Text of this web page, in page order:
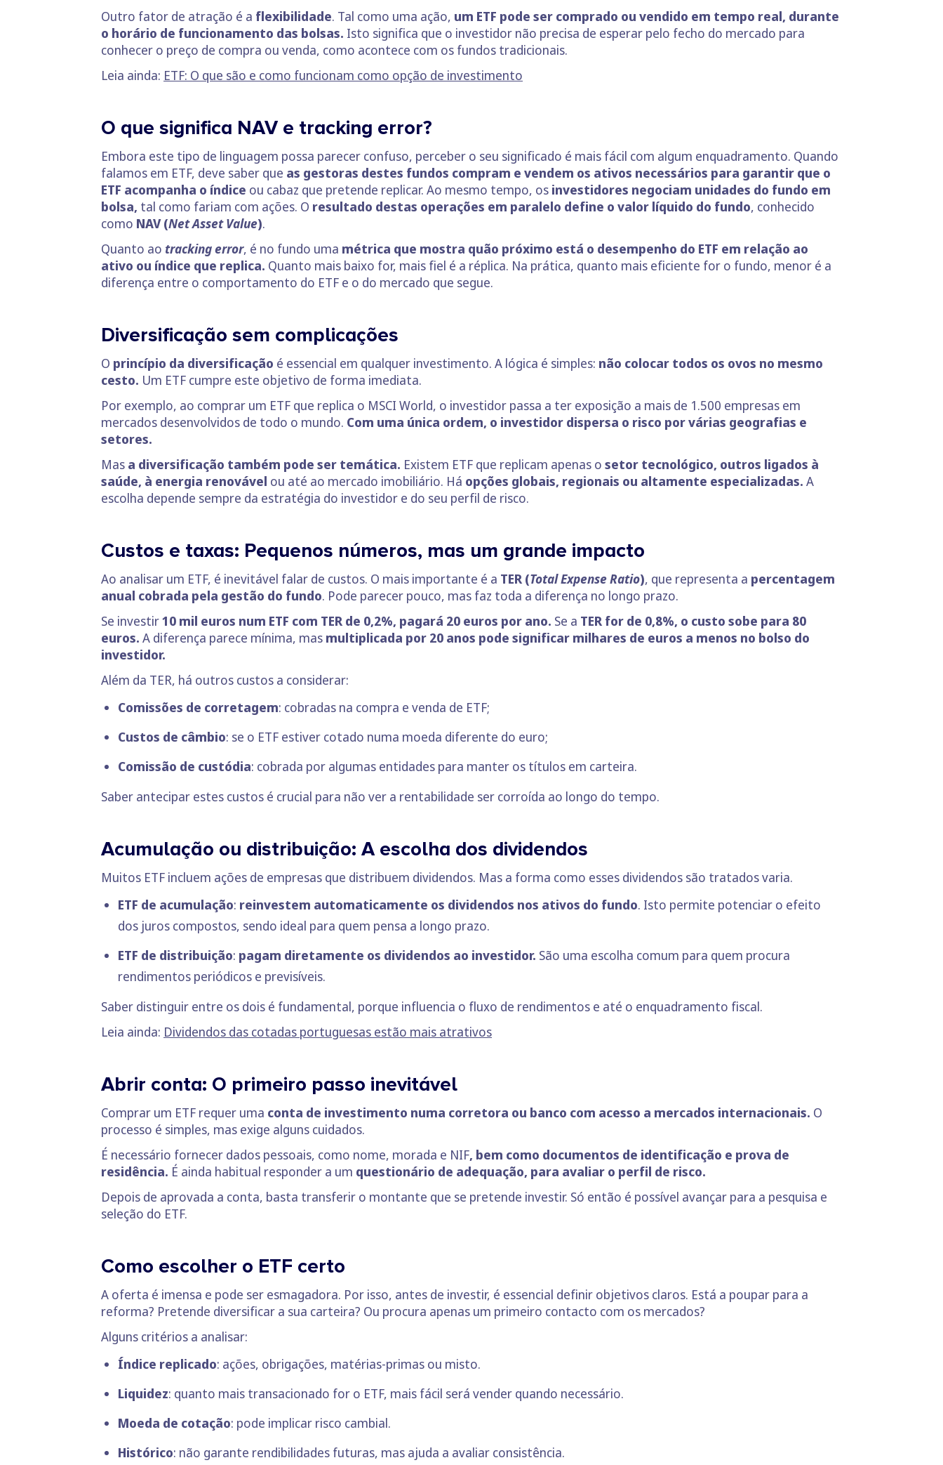
Outro fator de atração é a flexibilidade. Tal como uma ação, um ETF pode ser comprado ou vendido em tempo real, durante
o horário de funcionamento das bolsas. Isto significa que o investidor não precisa de esperar pelo fecho do mercado para
conhecer o preço de compra ou venda, como acontece com os fundos tradicionais.
Leia ainda: ETF: O que são e como funcionam como opção de investimento
O que significa NAV e tracking error?
Embora este tipo de linguagem possa parecer confuso, perceber o seu significado é mais fácil com algum enquadramento. Quando
falamos em ETF, deve saber que as gestoras destes fundos compram e vendem os ativos necessários para garantir que o
ETF acompanha o índice ou cabaz que pretende replicar. Ao mesmo tempo, os investidores negociam unidades do fundo em
bolsa, tal como fariam com ações. O resultado destas operações em paralelo define o valor líquido do fundo, conhecido
como NAV (Net Asset Value).
Quanto ao tracking error, é no fundo uma métrica que mostra quão próximo está o desempenho do ETF em relação ao
ativo ou índice que replica. Quanto mais baixo for, mais fiel é a réplica. Na prática, quanto mais eficiente for o fundo, menor é a
diferença entre o comportamento do ETF e o do mercado que segue.
Diversificação sem complicações
O princípio da diversificação é essencial em qualquer investimento. A lógica é simples: não colocar todos os ovos no mesmo
cesto. Um ETF cumpre este objetivo de forma imediata.
Por exemplo, ao comprar um ETF que replica o MSCI World, o investidor passa a ter exposição a mais de 1.500 empresas em
mercados desenvolvidos de todo o mundo. Com uma única ordem, o investidor dispersa o risco por várias geografias e
setores.
Mas a diversificação também pode ser temática. Existem ETF que replicam apenas o setor tecnológico, outros ligados à
saúde, à energia renovável ou até ao mercado imobiliário. Há opções globais, regionais ou altamente especializadas. A
escolha depende sempre da estratégia do investidor e do seu perfil de risco.
Custos e taxas: Pequenos números, mas um grande impacto
Ao analisar um ETF, é inevitável falar de custos. O mais importante é a TER (Total Expense Ratio), que representa a percentagem
anual cobrada pela gestão do fundo. Pode parecer pouco, mas faz toda a diferença no longo prazo.
Se investir10 mil euros num ETF com TER de 0,2%, pagará 20 euros por ano. Se a TER for de 0,8%, o custo sobe para 80
euros. A diferença parece mínima, mas multiplicada por 20 anos pode significar milhares de euros a menos no bolso do
investidor.
Além da TER, há outros custos a considerar:
Comissões de corretagem: cobradas na compra e venda de ETF;
Custos de câmbio: se o ETF estiver cotado numa moeda diferente do euro;
Comissão de custódia: cobrada por algumas entidades para manter os títulos em carteira.
Saber antecipar estes custos é crucial para não ver a rentabilidade ser corroída ao longo do tempo.
Acumulação ou distribuição: A escolha dos dividendos
Muitos ETF incluem ações de empresas que distribuem dividendos. Mas a forma como esses dividendos são tratados varia.
ETF de acumulação: reinvestem automaticamente os dividendos nos ativos do fundo. Isto permite potenciar o efeito
dos juros compostos, sendo ideal para quem pensa a longo prazo.
ETF de distribuição: pagam diretamente os dividendos ao investidor. São uma escolha comum para quem procura
rendimentos periódicos e previsíveis.
Saber distinguir entre os dois é fundamental, porque influencia o fluxo de rendimentos e até o enquadramento fiscal.
Leia ainda: Dividendos das cotadas portuguesas estão mais atrativos
Abrir conta: O primeiro passo inevitável
Comprar um ETF requer uma conta de investimento numa corretora ou banco com acesso a mercados internacionais. O
processo é simples, mas exige alguns cuidados.
É necessário fornecer dados pessoais, como nome, morada e NIF, bem como documentos de identificação e prova de
residência. É ainda habitual responder a um questionário de adequação, para avaliar o perfil de risco.
Depois de aprovada a conta, basta transferir o montante que se pretende investir. Só então é possível avançar para a pesquisa e
seleção do ETF.
Como escolher o ETF certo
A oferta é imensa e pode ser esmagadora. Por isso, antes de investir, é essencial definir objetivos claros. Está a poupar para a
reforma? Pretende diversificar a sua carteira? Ou procura apenas um primeiro contacto com os mercados?
Alguns critérios a analisar:
Índice replicado: ações, obrigações, matérias-primas ou misto.
Liquidez: quanto mais transacionado for o ETF, mais fácil será vender quando necessário.
Moeda de cotação: pode implicar risco cambial.
Histórico: não garante rendibilidades futuras, mas ajuda a avaliar consistência.